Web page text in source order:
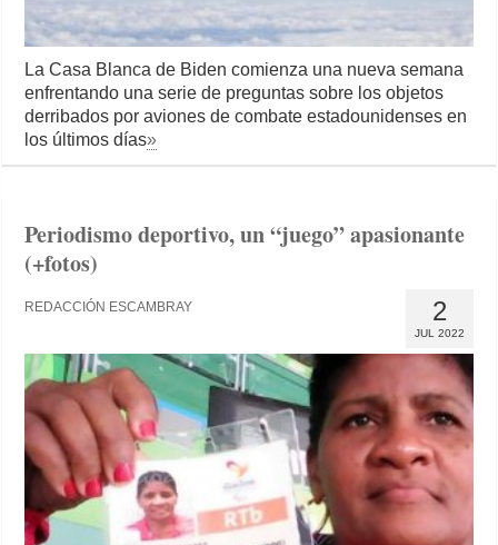
La Casa Blanca de Biden comienza una nueva semana
enfrentando una serie de preguntas sobre los objetos
derribados por aviones de combate estadounidenses en
los últimos días»
Periodismo deportivo, un “juego” apasionante
(+fotos)
2
JUL 2022
REDACCIÓN ESCAMBRAY